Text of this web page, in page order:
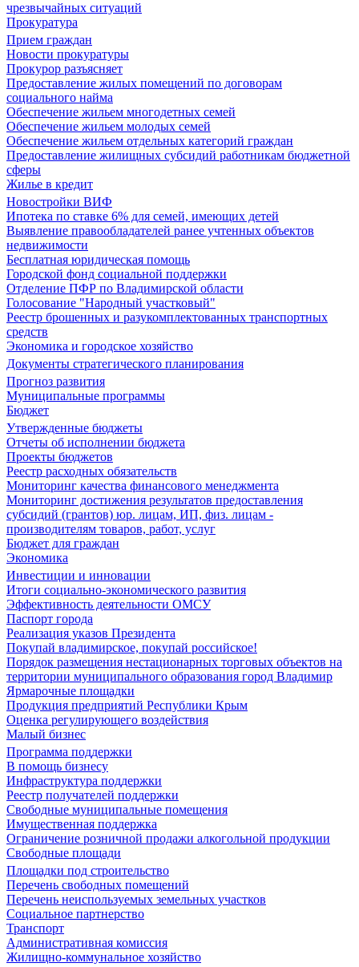
чрезвычайных ситуаций
Прокуратура
Прием граждан
Новости прокуратуры
Прокурор разъясняет
Предоставление жилых помещений по договорам
социального найма
Обеспечение жильем многодетных семей
Обеспечение жильем молодых семей
Обеспечение жильем отдельных категорий граждан
Предоставление жилищных субсидий работникам бюджетной
сферы
Жилье в кредит
Новостройки ВИФ
Ипотека по ставке 6% для семей, имеющих детей
Выявление правообладателей ранее учтенных объектов
недвижимости
Бесплатная юридическая помощь
Городской фонд социальной поддержки
Отделение ПФР по Владимирской области
Голосование "Народный участковый"
Реестр брошенных и разукомплектованных транспортных
средств
Экономика и городское хозяйство
Документы стратегического планирования
Прогноз развития
Муниципальные программы
Бюджет
Утвержденные бюджеты
Отчеты об исполнении бюджета
Проекты бюджетов
Реестр расходных обязательств
Мониторинг качества финансового менеджмента
Мониторинг достижения результатов предоставления
субсидий (грантов) юр. лицам, ИП, физ. лицам -
производителям товаров, работ, услуг
Бюджет для граждан
Экономика
Инвестиции и инновации
Итоги социально-экономического развития
Эффективность деятельности ОМСУ
Паспорт города
Реализация указов Президента
Покупай владимирское, покупай российское!
Порядок размещения нестационарных торговых объектов на
территории муниципального образования город Владимир
Ярмарочные площадки
Продукция предприятий Республики Крым
Оценка регулирующего воздействия
Малый бизнес
Программа поддержки
В помощь бизнесу
Инфраструктура поддержки
Реестр получателей поддержки
Свободные муниципальные помещения
Имущественная поддержка
Ограничение розничной продажи алкогольной продукции
Свободные площади
Площадки под строительство
Перечень свободных помещений
Перечень неиспользуемых земельных участков
Социальное партнерство
Транспорт
Административная комиссия
Жилищно-коммунальное хозяйство